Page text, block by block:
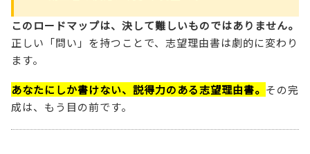
このロードマップは、決して難しいものではありません。
正しい「問い」を持つことで、志望理由書は劇的に変わり
ます。
あなたにしか書けない、説得力のある志望理由書。 その完
成は、もう目の前です。